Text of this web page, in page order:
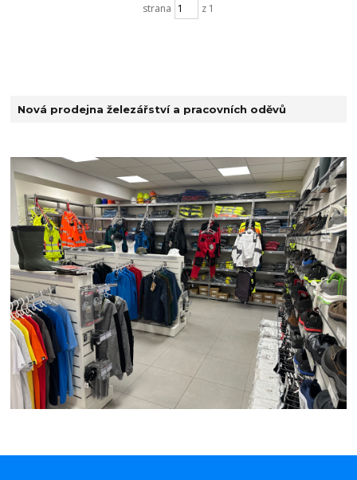
Nová prodejna železářství a pracovních oděvů
strana z 1